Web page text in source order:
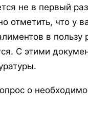
не в первый
отметить, что у
в пользу
С этими
о